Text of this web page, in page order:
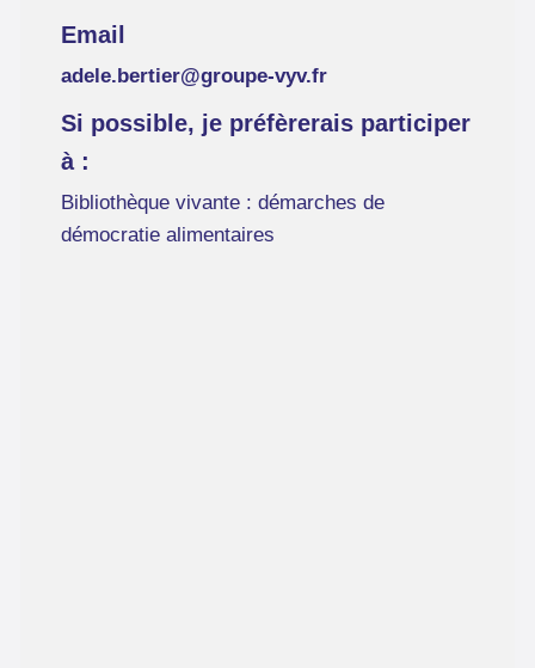
Email
adele.bertier@groupe-vyv.fr
Si possible, je préfèrerais participer
à :
Bibliothèque vivante : démarches de
démocratie alimentaires